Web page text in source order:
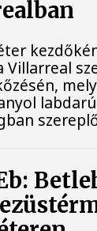
Villarreal